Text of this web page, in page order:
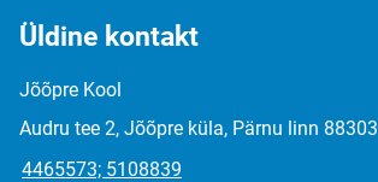
Üldine kontakt
Jõõpre Kool
Audru tee 2, Jõõpre küla, Pärnu linn 88303
4465573; 5108839